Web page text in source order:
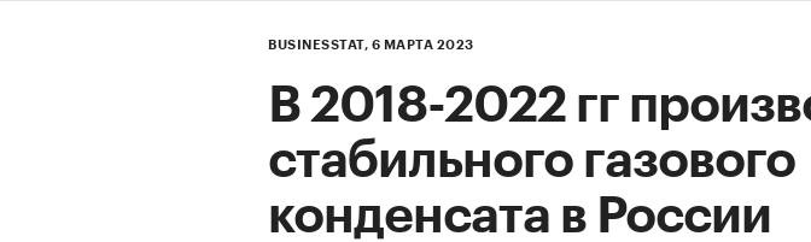
BUSINESSTAT, 6 МАРТА 2023
В 2018-2022 гг
стабильного газового
конденсата в России